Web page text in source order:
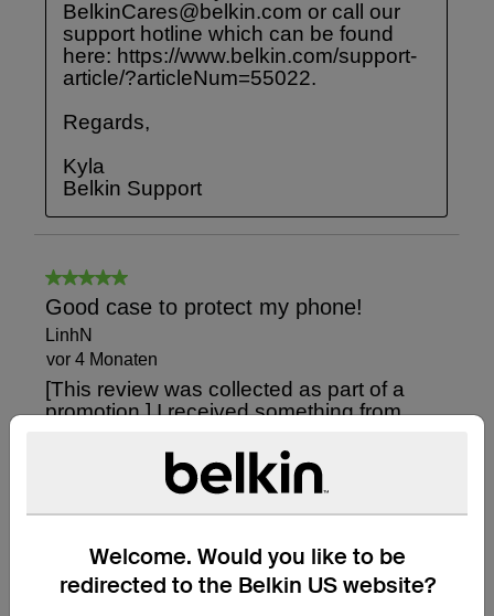
Welcome. Would you like to be
redirected to the Belkin US website?